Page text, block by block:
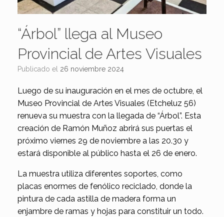
“Árbol” llega al Museo
Provincial de Artes Visuales
Publicado el 26 noviembre 2024
Luego de su inauguración en el mes de octubre, el
Museo Provincial de Artes Visuales (Etcheluz 56)
renueva su muestra con la llegada de “Árbol”. Esta
creación de Ramón Muñoz abrirá sus puertas el
próximo viernes 29 de noviembre a las 20.30 y
estará disponible al público hasta el 26 de enero.
La muestra utiliza diferentes soportes, como
placas enormes de fenólico reciclado, donde la
pintura de cada astilla de madera forma un
enjambre de ramas y hojas para constituir un todo.